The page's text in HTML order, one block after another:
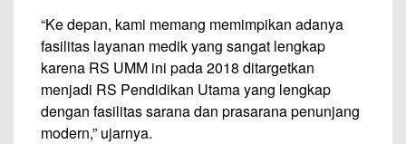
“Ke depan, kami memang memimpikan adanya
fasilitas layanan medik yang sangat lengkap
karena RS UMM ini pada 2018 ditargetkan
menjadi RS Pendidikan Utama yang lengkap
dengan fasilitas sarana dan prasarana penunjang
modern,” ujarnya.